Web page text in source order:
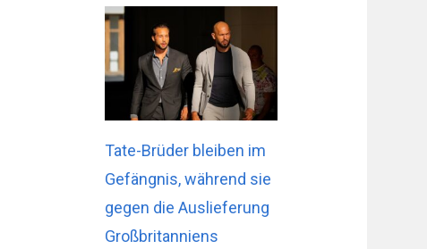
Tate-Brüder bleiben im
Gefängnis, während sie
gegen die Auslieferung
Großbritanniens